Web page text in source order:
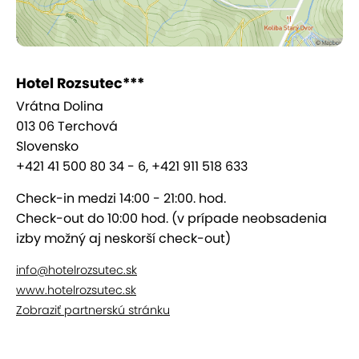
Rodinná izba s balkónom
Vybavenie izby: v miestnosti sa nachádza
LCD TV, + sociálne vybavenie
Apartmán Premium
1x obývačka s rozkladacou sedačkou a
kreslom, v každej miestnosti je LCD TV, +
sociálne zariadenie
Wellness
Hotel Rozsutec***
Vrátna Dolina
013 06 Terchová
Slovensko
+421 41 500 80 34 - 6, +421 911 518 633
Check-in medzi 14:00 - 21:00. hod.
Check-out do 10:00 hod. (v prípade neobsadenia
izby možný aj neskorší check-out)
info@hotelrozsutec.sk
www.hotelrozsutec.sk
Zobraziť partnerskú stránku